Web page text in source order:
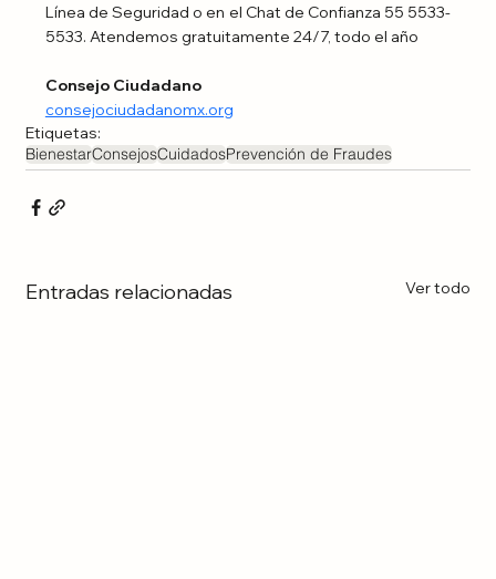
Línea de Seguridad o en el Chat de Confianza 55 5533-
5533. Atendemos gratuitamente 24/7, todo el año
Consejo Ciudadano
consejociudadanomx.org
Etiquetas:
BienestarConsejosCuidadosPrevención de Fraudes
Entradas relacionadas Ver todo